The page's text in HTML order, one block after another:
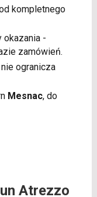
kompletnego
okazania -
zamówień.
ogranicza
Mesnac, do
Atrezzo